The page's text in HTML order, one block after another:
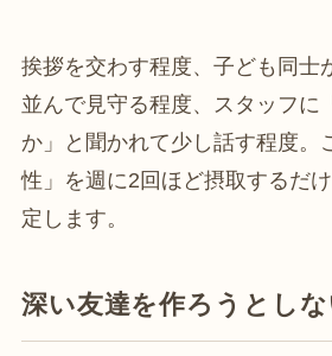
挨拶を交わす程度、子ども同士
並んで見守る程度、スタッフに
か」と聞かれて少し話す程度。
性」を週に2回ほど摂取するだ
定します。
深い友達を作ろうとしな